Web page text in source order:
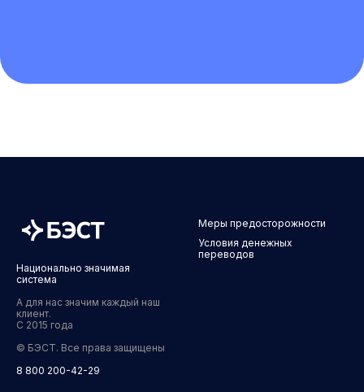
Национально значимая
система
А для нас значим каждый наш
клиент.
С 2015 года
© БЭСТ. Все права защищены
8 800 200-42-29
Меры предосторожности
Условия денежных
переводов